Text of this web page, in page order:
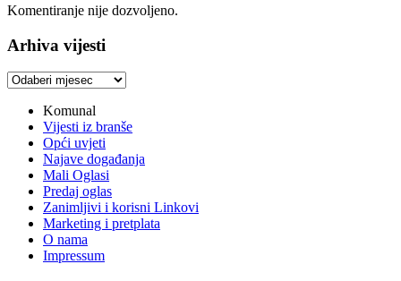
Komentiranje nije dozvoljeno.
Arhiva vijesti
Arhiva
Komunal
Vijesti iz branše
Opći uvjeti
Najave događanja
Mali Oglasi
Predaj oglas
Zanimljivi i korisni Linkovi
Marketing i pretplata
O nama
Impressum